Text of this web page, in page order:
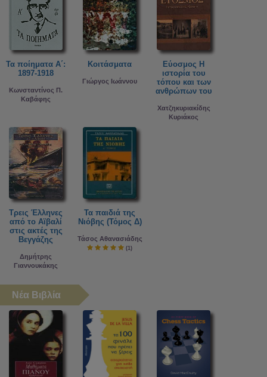
Τα ποίηματα Α΄:
1897-1918
Κωνσταντίνος Π.
Καβάφης
Κοιτάσματα
Γιώργος Ιωάννου
Εύοσμος Η
ιστορία του
τόπου και των
ανθρώπων του
Χατζηκυριακίδης
Κυριάκος
Τρεις Έλληνες
από το Αϊβαλί
στις ακτές της
Βεγγάζης
Δημήτρης
Γιαννουκάκης
Τα παιδιά της
Νιόβης (Τόμος Δ)
Τάσος Αθανασιάδης
(1)
Νέα Βιβλία